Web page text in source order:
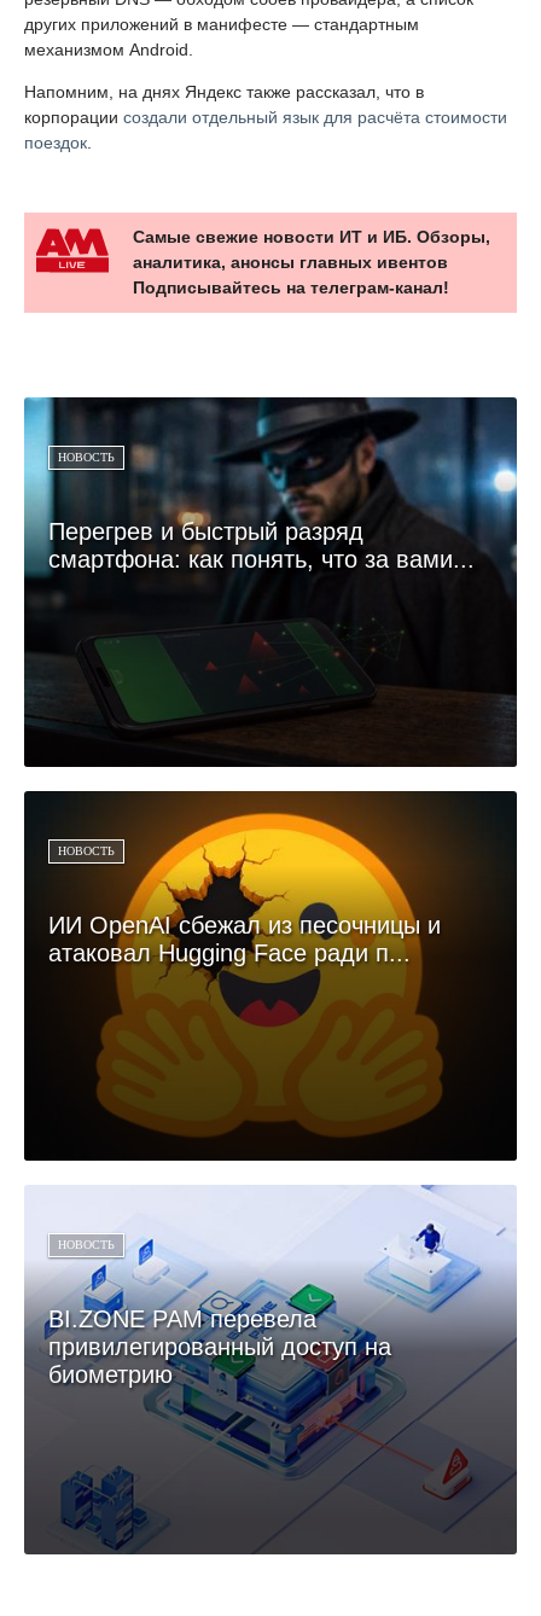
других приложений в манифесте — стандартным
механизмом Android.
Напомним, на днях Яндекс также рассказал, что в
корпорации создали отдельный язык для расчёта стоимости
поездок.
Самые свежие новости ИТ и ИБ. Обзоры,
аналитика, анонсы главных ивентов
Подписывайтесь на телеграм-канал!
НОВОСТЬ
Перегрев и быстрый разряд
смартфона: как понять, что за вами...
НОВОСТЬ
ИИ OpenAI сбежал из песочницы и
атаковал Hugging Face ради п...
НОВОСТЬ
BI.ZONE PAM перевела
привилегированный доступ на
биометрию